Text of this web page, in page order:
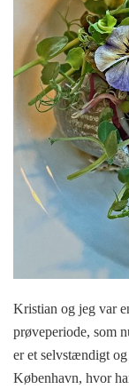
Kristian og jeg var
prøveperiode, som
er et selvstændigt
København, hvor